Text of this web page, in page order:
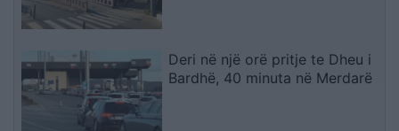
Deri në një orë pritje te Dheu i
Bardhë, 40 minuta në Merdarë